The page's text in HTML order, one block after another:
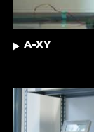
A-XY